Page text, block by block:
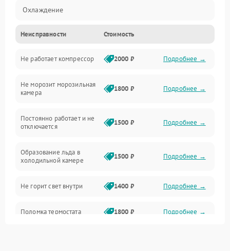
Охлаждение
Механика
Электропитание
Дренаж
Неисправности Стоимость
Не работает компрессор 2000 ₽ Подробнее →
Не морозит морозильная
камера
1800 ₽ Подробнее →
Постоянно работает и не
отключается
1500 ₽ Подробнее →
Образование льда в
холодильной камере
1500 ₽ Подробнее →
Не горит свет внутри 1400 ₽ Подробнее →
Поломка термостата 1800 ₽ Подробнее →